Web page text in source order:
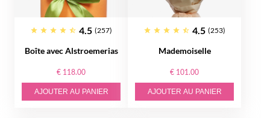
4.5 (257)
Boîte avec Alstroemerias
€ 118.00
AJOUTER AU PANIER
4.5 (253)
Mademoiselle
€ 101.00
AJOUTER AU PANIER